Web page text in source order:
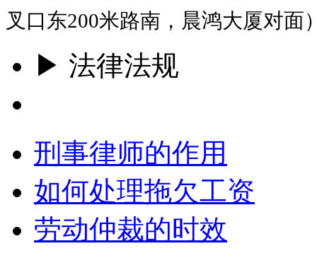
叉口东200米路南，晨鸿大厦对面
▶ 法律法规
刑事律师的作用
如何处理拖欠工资
劳动仲裁的时效